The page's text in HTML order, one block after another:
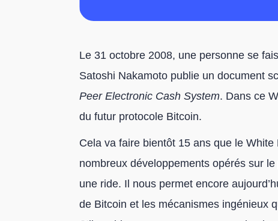
Le 31 octobre 2008, une personne se
Satoshi Nakamoto publie un document
Peer Electronic Cash System. Dans ce
du futur protocole Bitcoin.
Cela va faire bientôt 15 ans que le
nombreux développements opérés sur
une ride. Il nous permet encore
de Bitcoin et les mécanismes ingénieux